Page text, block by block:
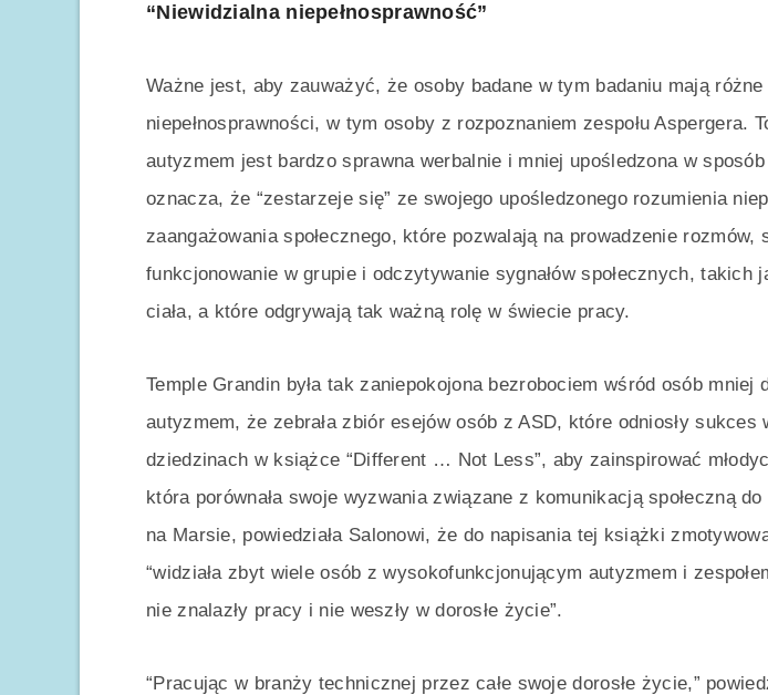
“Niewidzialna niepełnosprawność”
Ważne jest, aby zauważyć, że osoby badane w tym badaniu mają
niepełnosprawności, w tym osoby z rozpoznaniem zespołu Aspergera.
autyzmem jest bardzo sprawna werbalnie i mniej upośledzona w
oznacza, że “zestarzeje się” ze swojego upośledzonego rozumienia
zaangażowania społecznego, które pozwalają na prowadzenie rozmów,
funkcjonowanie w grupie i odczytywanie sygnałów społecznych, takich
ciała, a które odgrywają tak ważną rolę w świecie pracy.
Temple Grandin była tak zaniepokojona bezrobociem wśród osób mniej
autyzmem, że zebrała zbiór esejów osób z ASD, które odniosły sukces
dziedzinach w książce “Different … Not Less”, aby zainspirować
która porównała swoje wyzwania związane z komunikacją społeczną
na Marsie, powiedziała Salonowi, że do napisania tej książki
“widziała zbyt wiele osób z wysokofunkcjonującym autyzmem i
nie znalazły pracy i nie weszły w dorosłe życie”.
“Pracując w branży technicznej przez całe swoje dorosłe życie,”